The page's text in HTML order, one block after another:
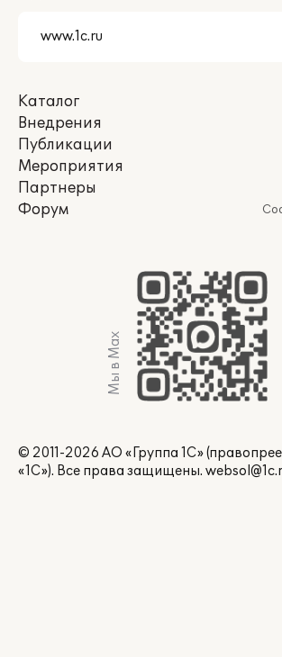
Каталог
Внедрения
Публикации
Мероприятия
Партнеры
Форум
Мы в Max
© 2011-2026 АО «Группа 1С»
«1С»). Все права защищены.